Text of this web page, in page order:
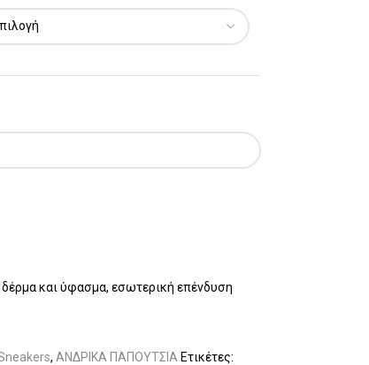
και ύφασμα, εσωτερική επένδυση
, ΑΝΔΡΙΚΑ ΠΑΠΟΥΤΣΙΑ Ετικέτες: